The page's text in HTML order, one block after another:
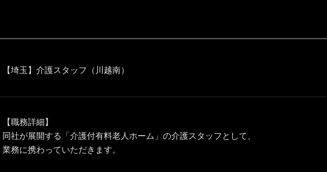
【埼玉】介護スタッフ（川越南）
【職務詳細】
同社が展開する「介護付有料老人ホーム」の介護スタッフとして、
業務に携わっていただきます。